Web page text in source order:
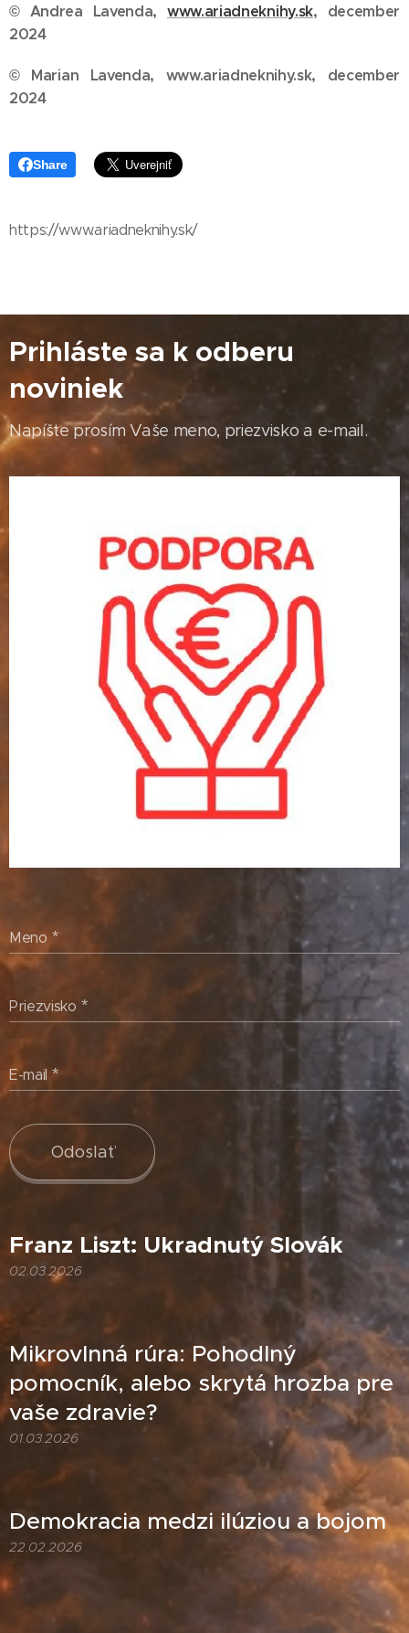
© Andrea Lavenda,www.ariadneknihy.sk, december
2024
© Marian Lavenda, www.ariadneknihy.sk, december
2024
Share
https://www.ariadneknihy.sk/
Prihláste sa k odberu
noviniek
Napíšte prosím Vaše meno, priezvisko a e-mail.
Meno
Priezvisko
E-mail
Odoslať
Franz Liszt: Ukradnutý Slovák
02.03.2026
Mikrovlnná rúra: Pohodlný
pomocník, alebo skrytá hrozba pre
vaše zdravie?
01.03.2026
Demokracia medzi ilúziou a bojom
22.02.2026